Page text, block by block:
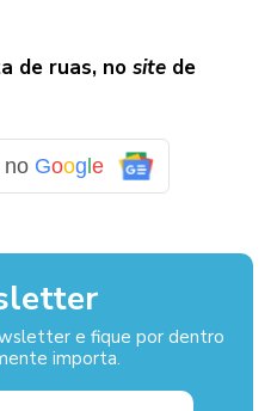
de ruas, no site de
no Google
e fique por dentro
importa.